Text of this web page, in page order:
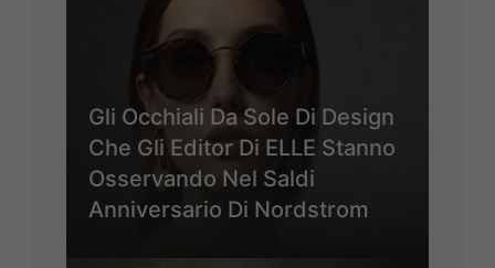
Gli Occhiali Da Sole Di Design
Che Gli Editor Di ELLE Stanno
Osservando Nel Saldi
Anniversario Di Nordstrom